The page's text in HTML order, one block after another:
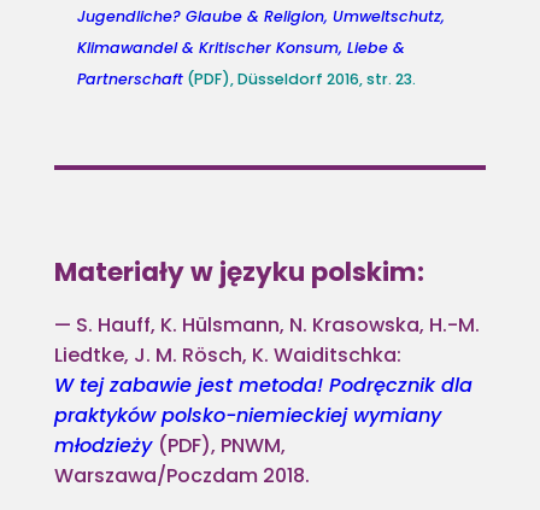
Jugendliche? Glaube & Religion, Umweltschutz,
Klimawandel & Kritischer Konsum, Liebe &
Partnerschaft(PDF), Düsseldorf 2016, str. 23.
Materiały w języku polskim:
S. Hauff, K. Hülsmann, N. Krasowska, H.-M.
Liedtke, J. M. Rösch, K. Waiditschka:
W tej zabawie jest metoda! Podręcznik dla
praktyków polsko-niemieckiej wymiany
młodzieży (PDF), PNWM,
Warszawa/Poczdam 2018.